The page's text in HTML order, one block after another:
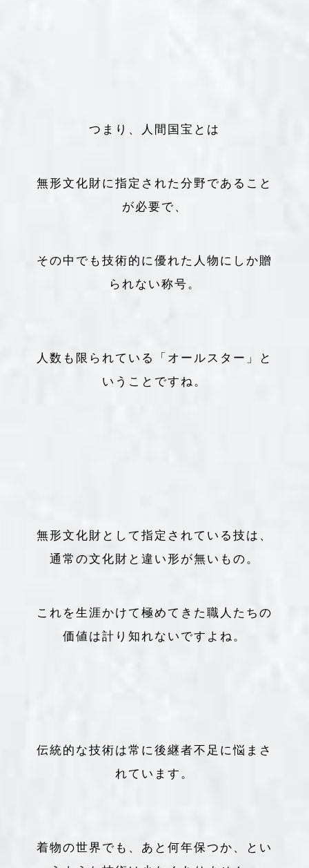
つまり、人間国宝とは
無形文化財に指定された分野であること
が必要で、
その中でも技術的に優れた人物にしか贈
られない称号。
人数も限られている「オールスター」と
いうことですね。
無形文化財として指定されている技は、
通常の文化財と違い形が無いもの。
これを生涯かけて極めてきた職人たちの
価値は計り知れないですよね。
伝統的な技術は常に後継者不足に悩まさ
れています。
着物の世界でも、あと何年保つか、とい